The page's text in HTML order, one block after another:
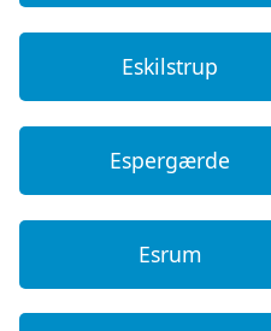
Eskilstrup
Espergærde
Esrum